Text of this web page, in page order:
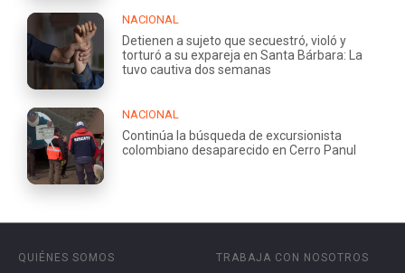
NACIONAL
Detienen a sujeto que secuestró, violó y
torturó a su expareja en Santa Bárbara: La
tuvo cautiva dos semanas
NACIONAL
Continúa la búsqueda de excursionista
colombiano desaparecido en Cerro Panul
QUIÉNES SOMOS
TRABAJA CON NOSOTROS